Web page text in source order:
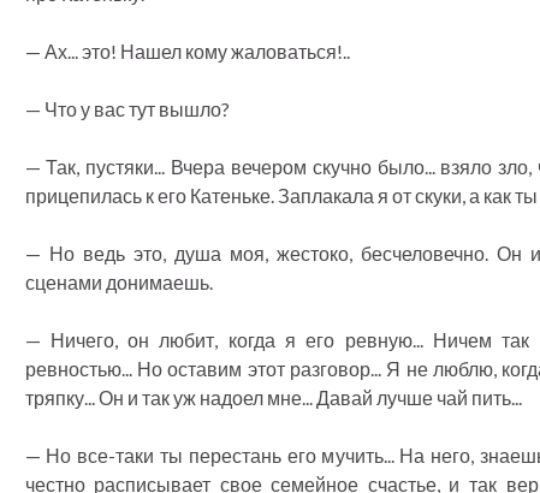
— Ах... это! Нашел кому жаловаться!..
— Что у вас тут вышло?
— Так, пустяки... Вчера вечером скучно было... взяло
прицепилась к его Катеньке. Заплакала я от скуки, а как
— Но ведь это, душа моя, жестоко, бесчеловечно. Он
сценами донимаешь.
— Ничего, он любит, когда я его ревную... Ничем
ревностью... Но оставим этот разговор... Я не люблю,
тряпку... Он и так уж надоел мне... Давай лучше чай пить...
— Но все-таки ты перестань его мучить... На него,
честно расписывает свое семейное счастье, и так